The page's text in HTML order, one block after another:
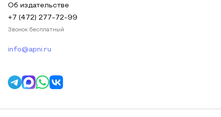
Об издательстве
+7 (472) 277-72-99
Звонок бесплатный
info@apni.ru